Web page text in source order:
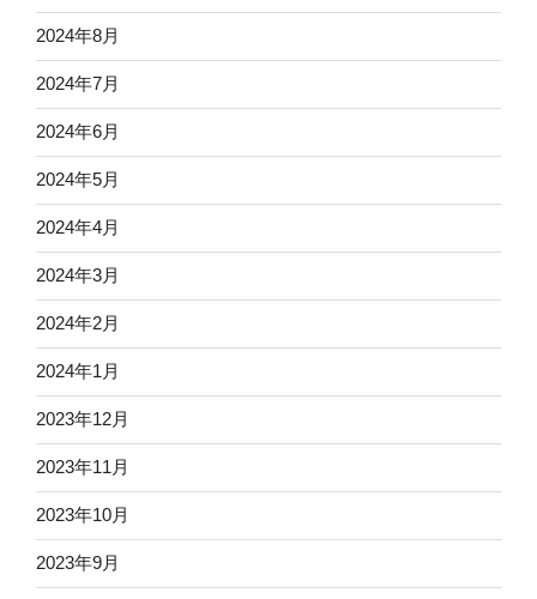
2024年8月
2024年7月
2024年6月
2024年5月
2024年4月
2024年3月
2024年2月
2024年1月
2023年12月
2023年11月
2023年10月
2023年9月